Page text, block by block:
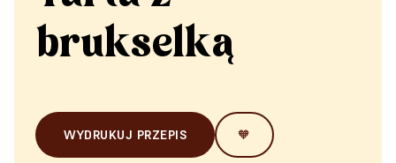
brukselką
WYDRUKUJ PRZEPIS 🧡